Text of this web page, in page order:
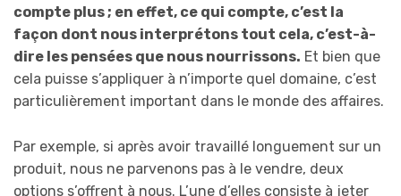
compte plus ; en effet, ce qui compte, c’est la
façon dont nous interprétons tout cela, c’est-à-
dire les pensées que nous nourrissons. Et bien que
cela puisse s’appliquer à n’importe quel domaine, c’est
particulièrement important dans le monde des affaires.
Par exemple, si après avoir travaillé longuement sur un
produit, nous ne parvenons pas à le vendre, deux
options s’offrent à nous. L’une d’elles consiste à jeter